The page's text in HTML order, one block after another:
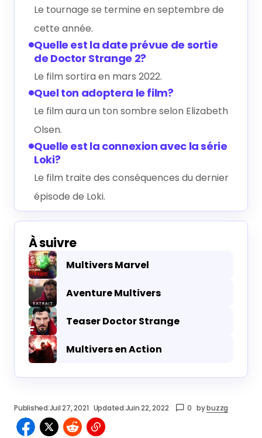
Le tournage se termine en septembre de
cette année.
Quelle est la date prévue de sortie
de Doctor Strange 2?
Le film sortira en mars 2022.
Quel ton adoptera le film?
Le film aura un ton sombre selon Elizabeth
Olsen.
Quelle est la connexion avec la série
Loki?
Le film traite des conséquences du dernier
épisode de Loki.
À suivre
Multivers Marvel
Aventure Multivers
Teaser Doctor Strange
Multivers en Action
Published:Juil 27, 2021 Updated:Juin 22, 2022 0 bybuzzg